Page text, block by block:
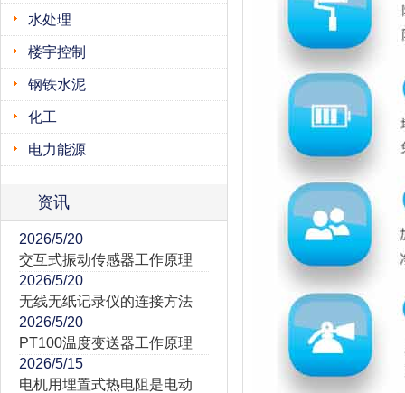
水处理
楼宇控制
钢铁水泥
化工
电力能源
资讯
2026/5/20
交互式振动传感器工作原理
2026/5/20
无线无纸记录仪的连接方法
2026/5/20
PT100温度变送器工作原理
2026/5/15
电机用埋置式热电阻是电动